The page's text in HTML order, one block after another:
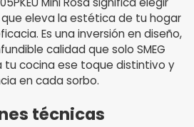
eleva la estética de tu hogar
Es una inversión en diseño,
calidad que solo SMEG
tu cocina ese toque distintivo y
en cada sorbo.
técnicas